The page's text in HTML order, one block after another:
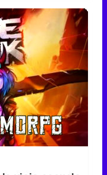
la vieja escuela